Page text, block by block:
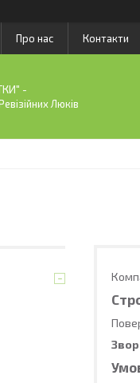
Про нас Контакти
-
Люків